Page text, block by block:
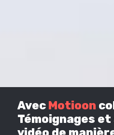
Avec Motioon
Témoignages